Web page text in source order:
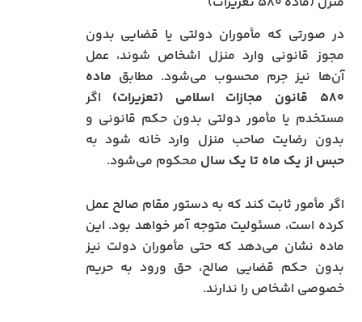
در صورتی که مأموران دولتی یا قضایی بدون
مجوز قانونی وارد منزل اشخاص شوند، عمل
آن‌ها نیز جرم محسوب می‌شود. مطابق ماده
۵۸۰ قانون مجازات اسلامی (تعزیرات)
اگر
مستخدم یا مأمور دولتی بدون حکم قانونی و
بدون رضایت صاحب منزل وارد خانه شود به
حبس از یک ماه تا یک سال محکوم می‌شود.
اگر مأمور ثابت کند که به دستور مقام صالح عمل
کرده است، مسئولیت متوجه آمر خواهد بود. این
ماده نشان می‌دهد که حتی مأموران دولت نیز
بدون حکم قضایی صالح، حق ورود به حریم
خصوصی اشخاص را ندارند.